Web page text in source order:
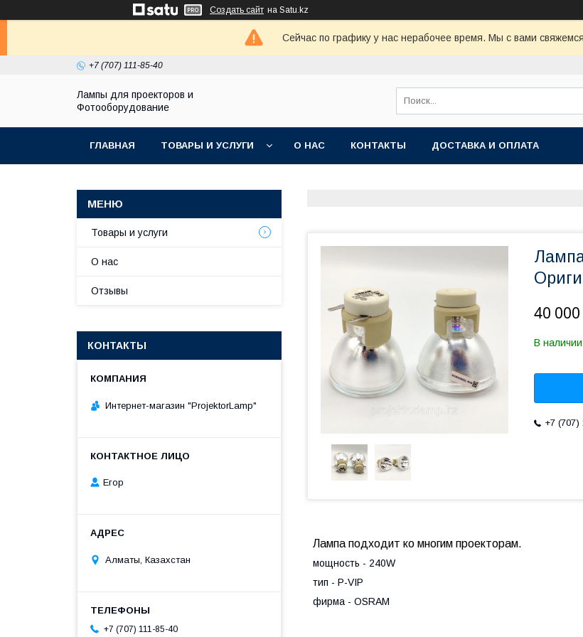
Создать сайт на Satu.kz
Сейчас по графику у нас нерабочее время. Мы с вами
+7 (707) 111-85-40
Лампы для проекторов и
Фотооборудование
ГЛАВНАЯ ТОВАРЫ И УСЛУГИ О НАС КОНТАКТЫ ДОСТАВКА И ОПЛАТА
40 000
В наличии
+7 (707)
Лампа подходит ко многим проекторам.
мощность - 240W
тип - P-VIP
фирма - OSRAM
Товары и услуги
О нас
Отзывы
КОНТАКТЫ
Интернет-магазин "ProjektorLamp"
Егор
Алматы, Казахстан
+7 (707) 111-85-40